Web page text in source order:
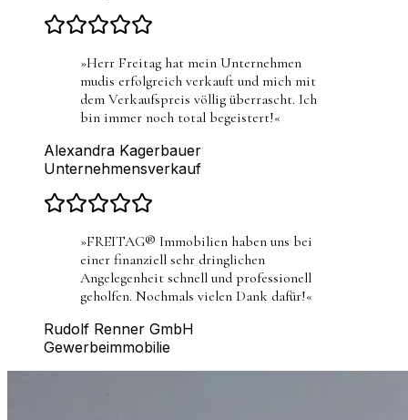
»Herr Freitag hat mein Unternehmen
mudis erfolgreich verkauft und mich mit
dem Verkaufspreis völlig überrascht. Ich
bin immer noch total begeistert!«
Alexandra Kagerbauer
Unternehmensverkauf
»FREITAG® Immobilien haben uns bei
einer finanziell sehr dringlichen
Angelegenheit schnell und professionell
geholfen. Nochmals vielen Dank dafür!«
Rudolf Renner GmbH
Gewerbeimmobilie